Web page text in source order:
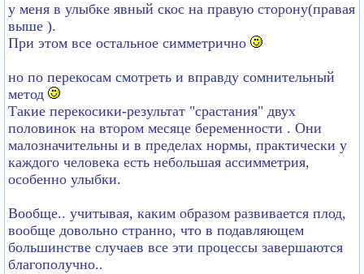
у меня в улыбке явный скос на правую сторону(правая
выше ).
При этом все остальное симметрично
но по перекосам смотреть и вправду сомнительный
метод
Такие перекосики-результат "срастания" двух
половинок на втором месяце беременности . Они
малозначительны и в пределах нормы, практически у
каждого человека есть небольшая ассимметрия,
особенно улыбки.
Вообще.. учитывая, каким образом развивается плод,
вообще довольно странно, что в подавляющем
большинстве случаев все эти процессы завершаются
благополучно..